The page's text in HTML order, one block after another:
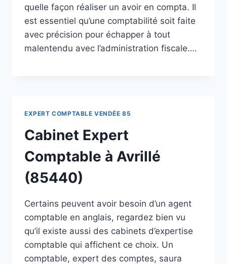
quelle façon réaliser un avoir en compta. Il
est essentiel qu’une comptabilité soit faite
avec précision pour échapper à tout
malentendu avec l’administration fiscale….
EXPERT COMPTABLE VENDÉE 85
Cabinet Expert
Comptable à Avrillé
(85440)
Certains peuvent avoir besoin d’un agent
comptable en anglais, regardez bien vu
qu’il existe aussi des cabinets d’expertise
comptable qui affichent ce choix. Un
comptable, expert des comptes, saura